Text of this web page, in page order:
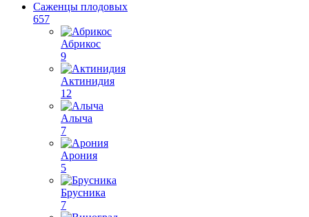
Саженцы плодовых
657
Абрикос
9
Актинидия
12
Алыча
7
Арония
5
Брусника
7